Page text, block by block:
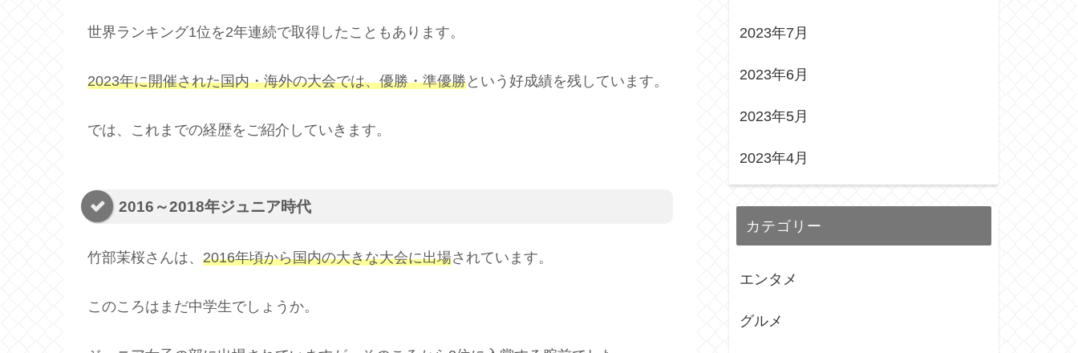
世界ランキング1位を2年連続で取得したこともあります。
2023年に開催された国内・海外の大会では、優勝・準優勝という好成績を残しています。
では、これまでの経歴をご紹介していきます。
2016～2018年ジュニア時代
竹部茉桜さんは、 2016年頃から国内の大きな大会に出場されています。
このころはまだ中学生でしょうか。
2023年7月
2023年6月
2023年5月
2023年4月
カテゴリー
エンタメ
グルメ